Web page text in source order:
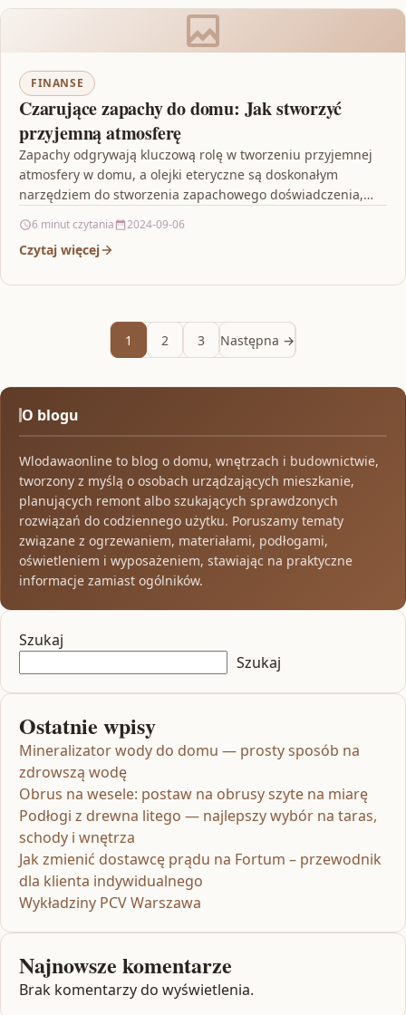
FINANSE
Czarujące zapachy do domu: Jak stworzyć
przyjemną atmosferę
Zapachy odgrywają kluczową rolę w tworzeniu przyjemnej
atmosfery w domu, a olejki eteryczne są doskonałym
narzędziem do stworzenia zapachowego doświadczenia,
6 minut czytania 2024-09-06
Czytaj więcej
1 2 3 Następna →
O blogu
Wlodawaonline to blog o domu, wnętrzach i budownictwie,
tworzony z myślą o osobach urządzających mieszkanie,
planujących remont albo szukających sprawdzonych
rozwiązań do codziennego użytku. Poruszamy tematy
związane z ogrzewaniem, materiałami, podłogami,
oświetleniem i wyposażeniem, stawiając na praktyczne
informacje zamiast ogólników.
Szukaj
Szukaj
Ostatnie wpisy
Mineralizator wody do domu — prosty sposób na
zdrowszą wodę
Obrus na wesele: postaw na obrusy szyte na miarę
Podłogi z drewna litego — najlepszy wybór na taras,
schody i wnętrza
Jak zmienić dostawcę prądu na Fortum – przewodnik
dla klienta indywidualnego
Wykładziny PCV Warszawa
Najnowsze komentarze
Brak komentarzy do wyświetlenia.